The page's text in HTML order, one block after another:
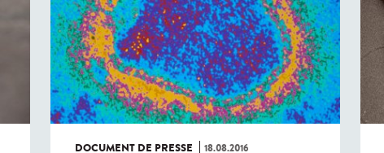
DOCUMENT DE PRESSE 18.08.2016